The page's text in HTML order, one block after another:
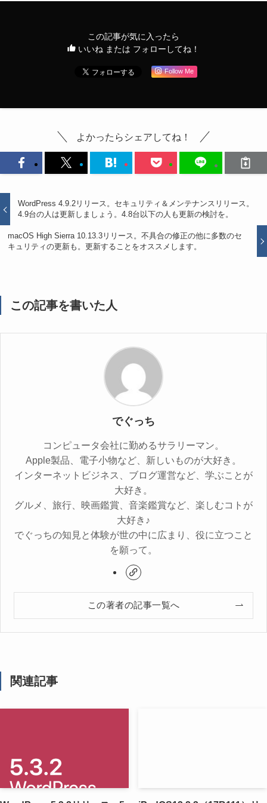
この記事が気に入ったら
いいね または フォローしてね！
Follow Me
よかったらシェアしてね！
WordPress 4.9.2リリース。セキュリティ＆メンテナンスリリース。
4.9台の人は更新しましょう。4.8台以下の人も更新の検討を。
macOS High Sierra 10.13.3リリース。不具合の修正の他に多数のセ
キュリティの更新も。更新することをオススメします。
この記事を書いた人
でぐっち
コンピュータ会社に勤めるサラリーマン。
Apple製品、電子小物など、新しいものが大好き。
インターネットビジネス、ブログ運営など、学ぶことが
大好き。
グルメ、旅行、映画鑑賞、音楽鑑賞など、楽しむコトが
大好き♪
でぐっちの知見と体験が世の中に広まり、役に立つこと
を願って。
この著者の記事一覧へ
関連記事